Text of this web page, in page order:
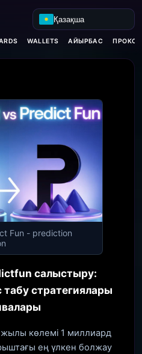
Қазақша
WALLETS АЙЫРБАС
Fun - prediction
салыстыру:
табу стратегиялары
көлемі 1 миллиард
ең үлкен болжау